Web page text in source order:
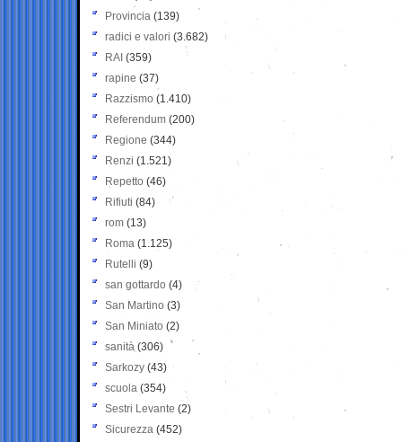
Provincia (139)
radici e valori (3.682)
RAI (359)
rapine (37)
Razzismo (1.410)
Referendum (200)
Regione (344)
Renzi (1.521)
Repetto (46)
Rifiuti (84)
rom (13)
Roma (1.125)
Rutelli (9)
san gottardo (4)
San Martino (3)
San Miniato (2)
sanità (306)
Sarkozy (43)
scuola (354)
Sestri Levante (2)
Sicurezza (452)